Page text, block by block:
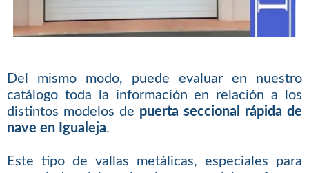
Del mismo modo, puede evaluar en nuestro
catálogo toda la información en relación a los
distintos modelos de puerta seccional rápida de
nave en Igualeja.
Este tipo de vallas metálicas, especiales para